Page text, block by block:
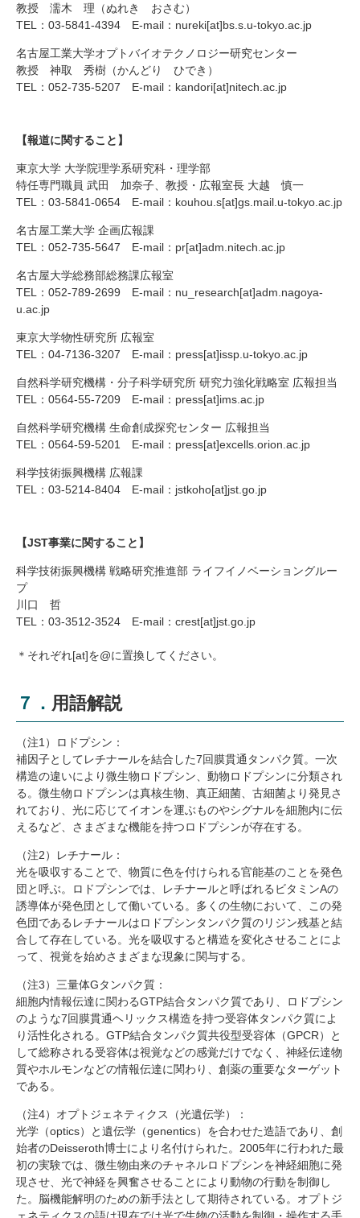
教授 濡木 理（ぬれき おさむ）
TEL
：03-5841-4394 E-mail： nureki[at]bs.s.u-tokyo.ac.jp
名古屋工業大学オプトバイオテクノロジー研究センター
教授 神取 秀樹（かんどり ひでき）
TEL
：052-735-5207 E-mail： kandori[at]nitech.ac.jp
【報道に関すること】
東京大学 大学院理学系研究科・理学部
特任専門職員 武田 加奈子、教授・広報室長 大越 慎一
TEL
：03-5841-0654 E-mail： kouhou.s[at]gs.mail.u-tokyo.ac.jp
名古屋工業大学 企画広報課
TEL
：052-735-5647 E-mail： pr[at]adm.nitech.ac.jp
名古屋大学総務部総務課広報室
TEL
：052-789-2699 E-mail： nu_research[at]adm.nagoya-
u.ac.jp
東京大学物性研究所 広報室
TEL
：04-7136-3207 E-mail： press[at]issp.u-tokyo.ac.jp
自然科学研究機構・分子科学研究所 研究力強化戦略室 広報担当
TEL
：0564-55-7209 E-mail： press[at]ims.ac.jp
自然科学研究機構 生命創成探究センター 広報担当
TEL
：0564-59-5201 E-mail： press[at]excells.orion.ac.jp
科学技術振興機構 広報課
TEL
：03-5214-8404 E-mail： jstkoho[at]jst.go.jp
【JST事業に関すること】
科学技術振興機構 戦略研究推進部 ライフイノベーショングルー
プ
川口 哲
TEL
：03-3512-3524 E-mail： crest[at]jst.go.jp
＊それぞれ[at]を@に置換してください。
７．用語解説
（注1）ロドプシン：
補因子としてレチナールを結合した7回膜貫通タンパク質。一次
構造の違いにより微生物ロドプシン、動物ロドプシンに分類され
る。微生物ロドプシンは真核生物、真正細菌、古細菌より発見さ
れており、光に応じてイオンを運ぶものやシグナルを細胞内に伝
えるなど、さまざまな機能を持つロドプシンが存在する。
（注2）レチナール：
光を吸収することで、物質に色を付けられる官能基のことを発色
団と呼ぶ。ロドプシンでは、レチナールと呼ばれるビタミンAの
誘導体が発色団として働いている。多くの生物において、この発
色団であるレチナールはロドプシンタンパク質のリジン残基と結
合して存在している。光を吸収すると構造を変化させることによ
って、視覚を始めさまざまな現象に関与する。
（注3）三量体Gタンパク質：
細胞内情報伝達に関わるGTP結合タンパク質であり、ロドプシン
のような7回膜貫通ヘリックス構造を持つ受容体タンパク質によ
り活性化される。GTP結合タンパク質共役型受容体（GPCR）と
して総称される受容体は視覚などの感覚だけでなく、神経伝達物
質やホルモンなどの情報伝達に関わり、創薬の重要なターゲット
である。
（注4）オプトジェネティクス（光遺伝学）：
光学（optics）と遺伝学（genentics）を合わせた造語であり、創
始者のDeisseroth博士により名付けられた。2005年に行われた最
初の実験では、微生物由来のチャネルロドプシンを神経細胞に発
現させ、光で神経を興奮させることにより動物の行動を制御し
た。脳機能解明のための新手法として期待されている。オプトジ
ェネティクスの語は現在では光で生物の活動を制御・操作する手